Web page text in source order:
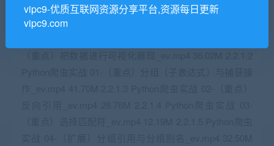
vipc9-优质互联网资源分享平台,资源每日更新
vipc9.com